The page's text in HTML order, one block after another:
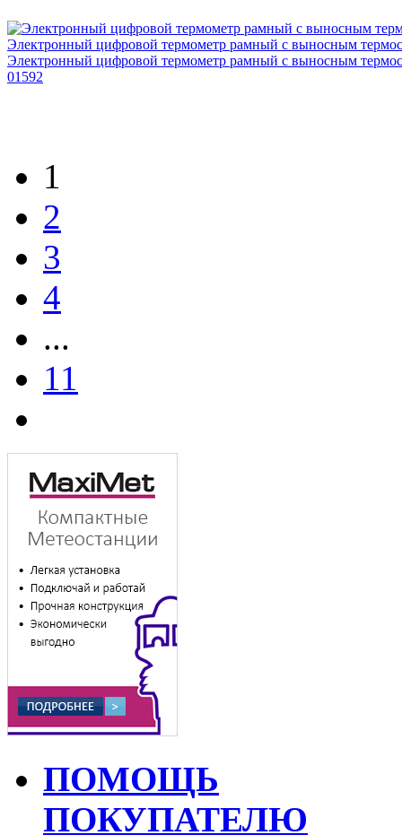
Электронный цифровой термометр рамный с выносным
Электронный цифровой термометр рамный с выносным
01592
1
2
3
4
...
11
ПОМОЩЬ
ПОКУПАТЕЛЮ